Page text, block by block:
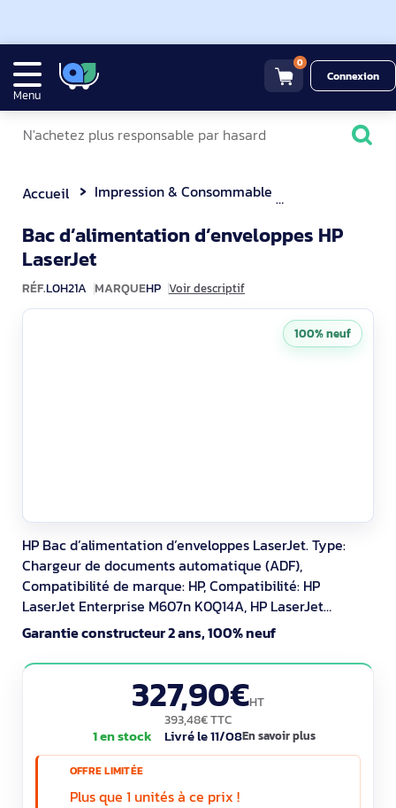
Menu
0
Connexion
Accueil Impression & Consommable
Bac d’alimentation d’enveloppes HP
LaserJetL0H21A
RÉF.L0H21A MARQUEHP Voir descriptif
HP Bac d’alimentation d’enveloppes LaserJet. Type:
Chargeur de documents automatique (ADF),
Compatibilité de marque: HP, Compatibilité: HP
LaserJet Enterprise M607n K0Q14A, HP LaserJet
Enterprise M607dn K0Q15A, HP LaserJet Enterprise....
Types de supports acceptés: Envelopes, note cards.
Largeur: 426 mm, Profondeur: 466 mm, Hauteur: 148
mm. Largeur du colis: 597 mm, Profondeur du colis: 247
Garantie constructeur 2 ans, 100% neuf
327,90€HT
393,48€ TTC
1 en stock Livré le 11/08En savoir plus
OFFRE LIMITÉE
Plus que 1 unités à ce prix !
100% neuf